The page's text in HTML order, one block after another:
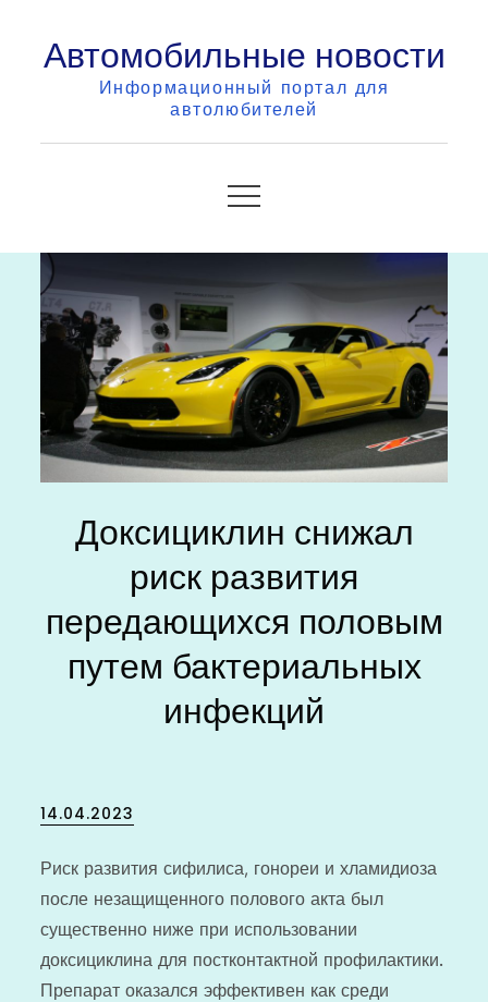
contentАвтомобильные новости
Информационный портал для
автолюбителей
Доксициклин снижал
риск развития
передающихся половым
путем бактериальных
инфекций
Posted
14.04.2023
Риск развития сифилиса, гонореи и хламидиоза
после незащищенного полового акта был
существенно ниже при использовании
доксициклина для постконтактной профилактики.
Препарат оказался эффективен как среди